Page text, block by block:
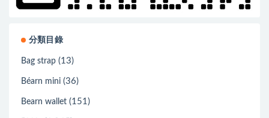
分類目錄
Bag strap (13)
Béarn mini (36)
Bearn wallet (151)